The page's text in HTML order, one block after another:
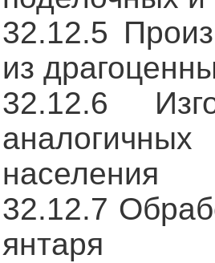
32.12.5
из
32.12.6
населения
32.12.7
янтаря